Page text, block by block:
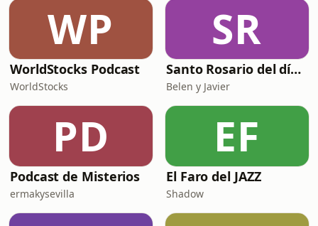
WP
WorldStocks Podcast
WorldStocks
SR
Santo Rosario del día. 🙏 Reza con nosotros en castellano 🇪🇸
Belen y Javier
PD
Podcast de Misterios
ermakysevilla
EF
El Faro del JAZZ
Shadow